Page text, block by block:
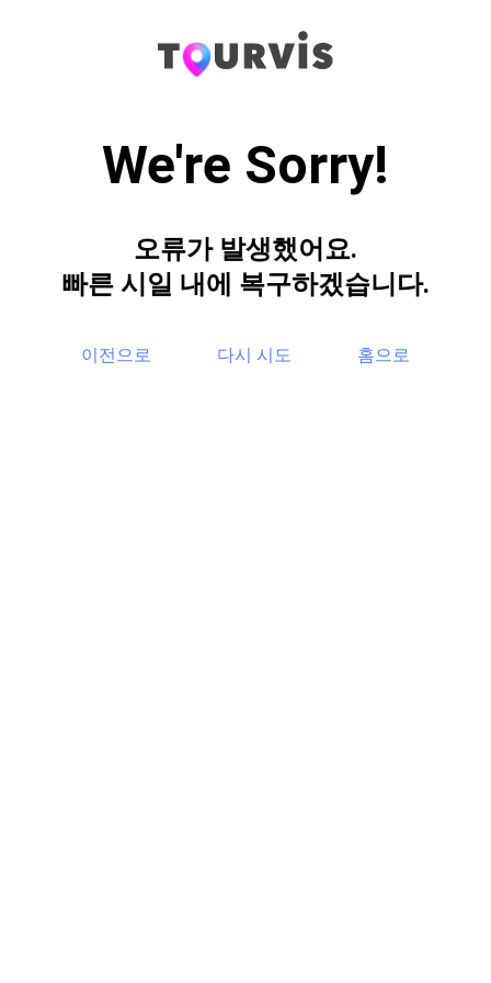
We're Sorry!
오류가 발생했어요.
빠른 시일 내에 복구하겠습니다.
이전으로 다시 시도 홈으로